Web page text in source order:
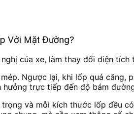
Với Mặt Đường?
của xe, làm thay đổi diện
Ngược lại, khi lốp quá căng,
trực tiếp đến độ bám
và mỗi kích thước lốp đều